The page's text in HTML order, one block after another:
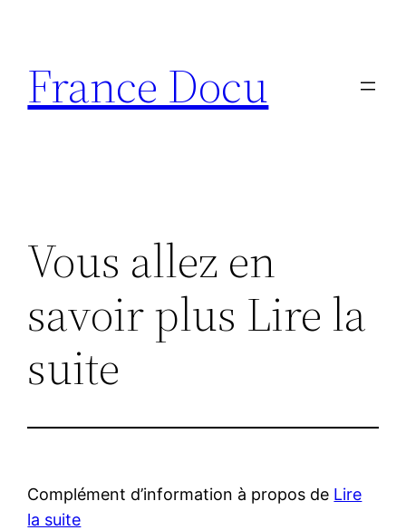
contenu
France Docu
Vous allez en
savoir plus Lire la
suite
Complément d’information à propos de Lire
la suite